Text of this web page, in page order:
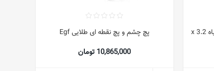
پچ چشم هیدروژل 60 تکه مروارید سیاه 3.2 x
پچ چشم و پچ نقطه ای طلایی Egf
10,865,000 تومان